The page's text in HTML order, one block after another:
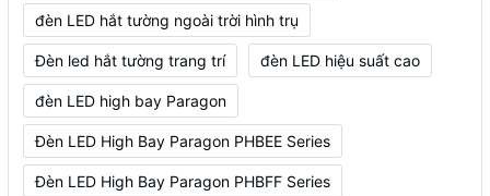
đèn LED hắt tường ngoài trời hình trụ
Đèn led hắt tường trang trí đèn LED hiệu suất cao
đèn LED high bay Paragon
Đèn LED High Bay Paragon PHBEE Series
Đèn LED High Bay Paragon PHBFF Series